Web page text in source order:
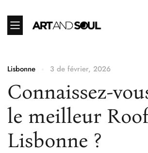
Lisbonne 3 de février, 2026
Connaissez-
le meilleur
Lisbonne ?